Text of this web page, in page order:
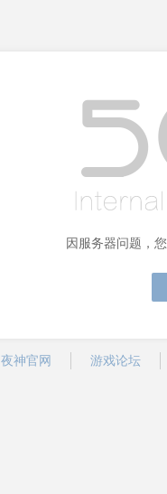
因服务器问题，
夜神官网 游戏论坛